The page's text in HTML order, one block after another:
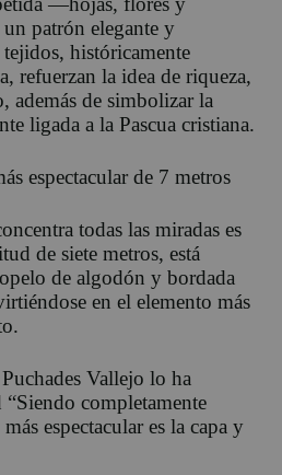
patrón elegante y
históricamente
refuerzan la idea de riqueza,
además de simbolizar la
ligada a la Pascua cristiana.
espectacular de 7 metros
todas las miradas es
de siete metros, está
de algodón y bordada
en el elemento más
Puchades Vallejo lo ha
“Siendo completamente
espectacular es la capa y